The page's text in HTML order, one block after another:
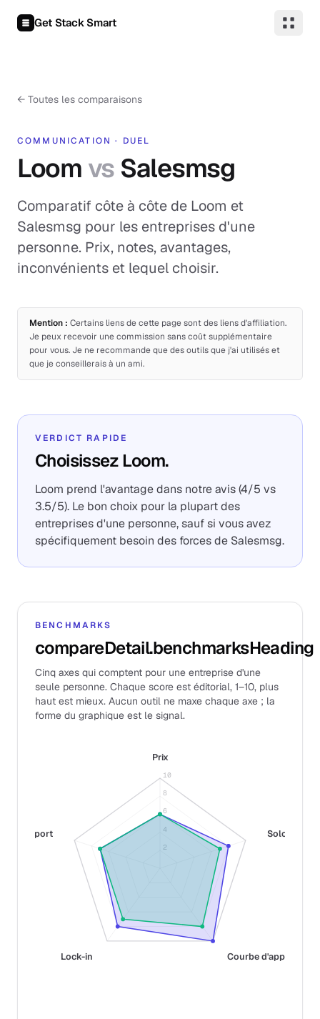
Get Stack Smart
← Toutes les comparaisons
COMMUNICATION · DUEL
Loom vs Salesmsg
Comparatif côte à côte de Loom et
Salesmsg pour les entreprises d'une
personne. Prix, notes, avantages,
inconvénients et lequel choisir.
Mention : Certains liens de cette page sont des liens d'affiliation.
Je peux recevoir une commission sans coût supplémentaire
pour vous. Je ne recommande que des outils que j'ai utilisés et
que je conseillerais à un ami.
VERDICT RAPIDE
Choisissez Loom.
Loom prend l'avantage dans notre avis (4/5 vs
3.5/5). Le bon choix pour la plupart des
entreprises d'une personne, sauf si vous avez
spécifiquement besoin des forces de Salesmsg.
BENCHMARKS
compareDetail.benchmarksHeading
Cinq axes qui comptent pour une entreprise d'une
seule personne. Chaque score est éditorial, 1–10, plus
haut est mieux. Aucun outil ne maxe chaque axe ; la
forme du graphique est le signal.
2
4
6
8
10
Prix
Solo-fit
Courbe
Lock-in
Support